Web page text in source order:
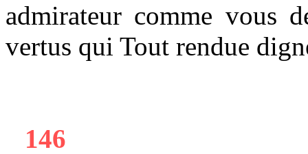
admirateur comme vous
vertus qui Tout rendue
146